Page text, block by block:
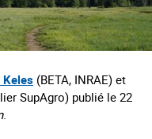
Keles (BETA, INRAE) et
SupAgro) publié le 22
.